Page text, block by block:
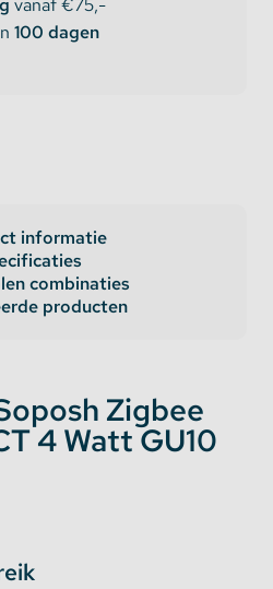
vanaf €75,-
100 dagen
informatie
combinaties
producten
Zigbee
4 Watt GU10